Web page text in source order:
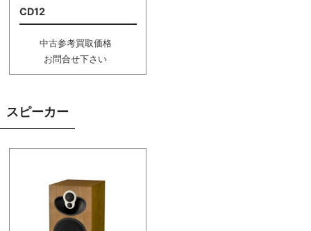
CD12
中古参考買取価格
お問合せ下さい
スピーカー